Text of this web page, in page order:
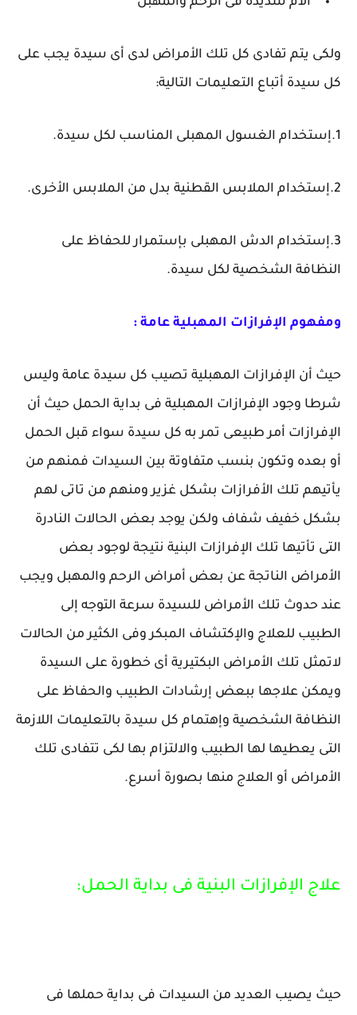
ولكى يتم تفادى كل تلك الأمراض لدى أى سيدة يجب على
كل سيدة أتباع التعليمات التالية:
1.إستخدام الغسول المهبلى المناسب لكل سيدة.
2.إستخدام الملابس القطنية بدل من الملابس الأخرى.
3.إستخدام الدش المهبلى بإستمرار للحفاظ على
النظافة الشخصية لكل سيدة.
ومفهوم الإفرازات المهبلية عامة :
حيث أن الإفرازات المهبلية تصيب كل سيدة عامة وليس
شرطا وجود الإفرازات المهبلية فى بداية الحمل حيث أن
الإفرازات أمر طبيعى تمر به كل سيدة سواء قبل الحمل
أو بعده وتكون بنسب متفاوتة بين السيدات فمنهم من
يأتيهم تلك الأفرازات بشكل غزير ومنهم من تاتى لهم
بشكل خفيف شفاف ولكن يوجد بعض الحالات النادرة
التى تأتيها تلك الإفرازات البنية نتيجة لوجود بعض
الأمراض الناتجة عن بعض أمراض الرحم والمهبل ويجب
عند حدوث تلك الأمراض للسيدة سرعة التوجه إلى
الطبيب للعلاج والإكتشاف المبكر وفى الكثير من الحالات
لاتمثل تلك الأمراض البكتيرية أى خطورة على السيدة
ويمكن علاجها ببعض إرشادات الطبيب والحفاظ على
النظافة الشخصية وإهتمام كل سيدة بالتعليمات اللازمة
التى يعطيها لها الطبيب والالتزام بها لكى تتفادى تلك
الأمراض أو العلاج منها بصورة أسرع.
علاج الإفرازات البنية فى بداية الحمل:
حيث يصيب العديد من السيدات فى بداية حملها فى